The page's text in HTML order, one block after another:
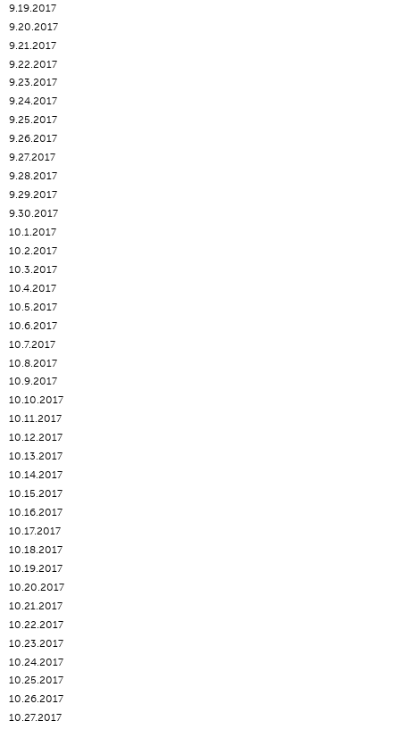
9.19.2017
9.20.2017
9.21.2017
9.22.2017
9.23.2017
9.24.2017
9.25.2017
9.26.2017
9.27.2017
9.28.2017
9.29.2017
9.30.2017
10.1.2017
10.2.2017
10.3.2017
10.4.2017
10.5.2017
10.6.2017
10.7.2017
10.8.2017
10.9.2017
10.10.2017
10.11.2017
10.12.2017
10.13.2017
10.14.2017
10.15.2017
10.16.2017
10.17.2017
10.18.2017
10.19.2017
10.20.2017
10.21.2017
10.22.2017
10.23.2017
10.24.2017
10.25.2017
10.26.2017
10.27.2017